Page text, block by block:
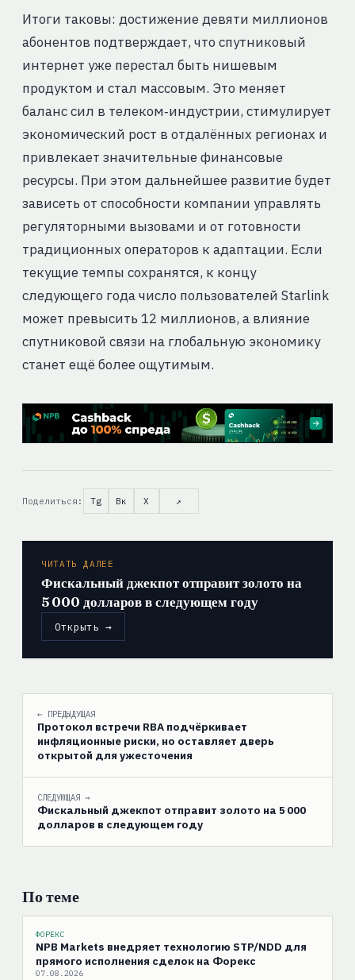
Итоги таковы: достижение девяти миллионов
абонентов подтверждает, что спутниковый
интернет уже перестал быть нишевым
продуктом и стал массовым. Это меняет
баланс сил в телеком‑индустрии, стимулирует
экономический рост в отдалённых регионах и
привлекает значительные финансовые
ресурсы. При этом дальнейшее развитие будет
зависеть от способности компании управлять
регуляторными вызовами и от готовности
традиционных операторов к адаптации. Если
текущие темпы сохранятся, к концу
следующего года число пользователей Starlink
может превысить 12 миллионов, а влияние
спутниковой связи на глобальную экономику
станет ещё более ощутимым.
Поделиться: Tg Вк X ↗
ЧИТАТЬ ДАЛЕЕ
Фискальный джекпот отправит золото на
5 000 долларов в следующем году
Открыть →
← ПРЕДЫДУЩАЯ
Протокол встречи RBA подчёркивает
инфляционные риски, но оставляет дверь
открытой для ужесточения
СЛЕДУЮЩАЯ →
Фискальный джекпот отправит золото на 5 000
долларов в следующем году
По теме
ФОРЕКС
NPB Markets внедряет технологию STP/NDD для
прямого исполнения сделок на Форекс
07.08.2026